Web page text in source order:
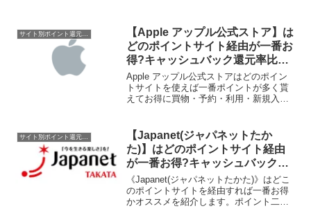
【Apple アップル公式ストア】は
どのポイントサイト経由が一番お
得?キャッシュバック還元率比較
一覧2020/4/18
Apple アップル公式ストアはどのポイン
トサイトを使えば一番ポイントが多く貰
えてお得に買物・予約・利用・新規入
元ポイント0.6%1.0%取扱なし0.4%取扱
なし取扱な...
【Japanet(ジャパネットたか
た)】はどのポイントサイト経由
が一番お得?キャッシュバック還
元率比較一覧2025/10/25
《Japanet(ジャパネットたかた)》はどこ
のポイントサイトを経由すれば一番お得
かオススメを紹介します。ポイント二重